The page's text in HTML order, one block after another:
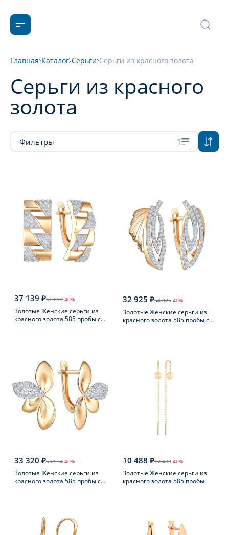
Главная Каталог Серьги Серьги из красного золота
Серьги из красного
золота
Фильтры 1
37 139 ₽61 899-40%
Золотые Женские серьги из
красного золота 585 пробы с
32 925 ₽54 875-40%
Золотые Женские серьги из
красного золота 585 пробы с
33 320 ₽55 534-40%
Золотые Женские серьги из
красного золота 585 пробы с
10 488 ₽17 480-40%
Золотые Женские серьги из
красного золота 585 пробы